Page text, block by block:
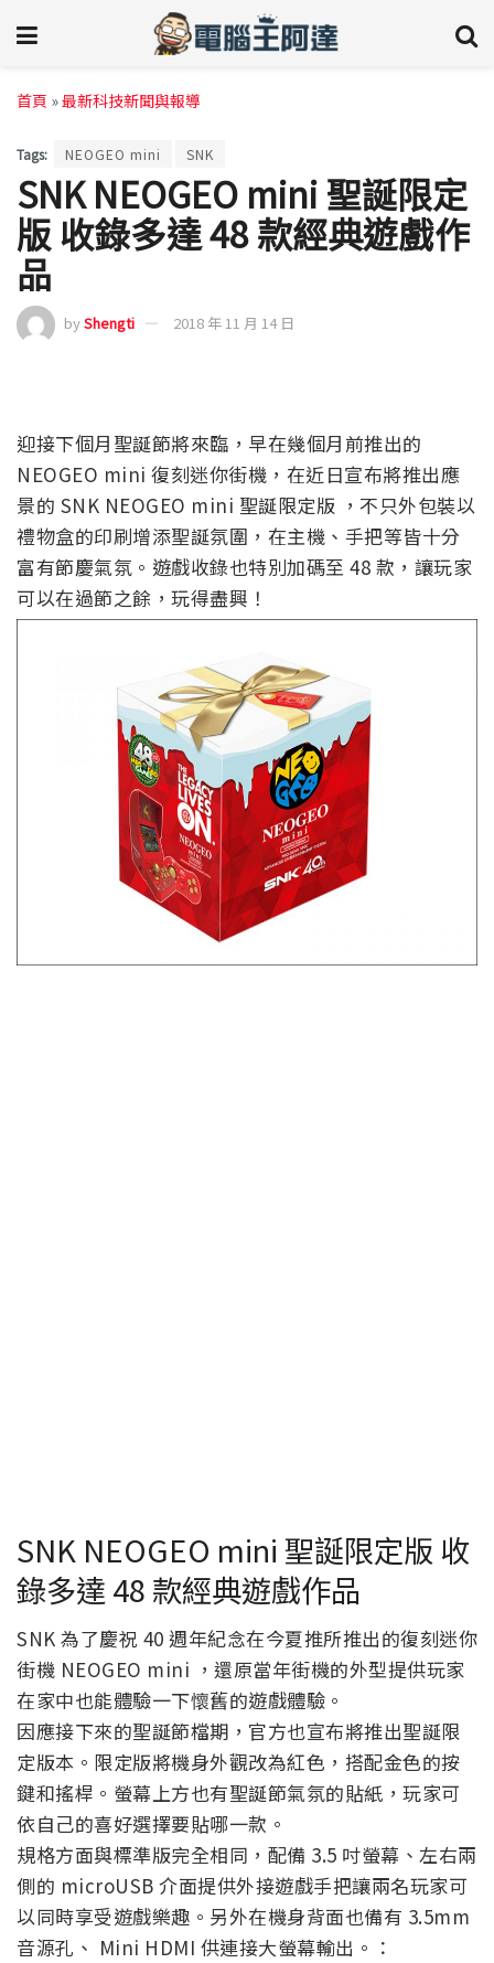
首頁 »最新科技新聞與報導
Tags: NEOGEO mini SNK
SNK NEOGEO mini 聖誕限定
版 收錄多達 48 款經典遊戲作
品
byShengti 2018 年 11 月 14 日
迎接下個月聖誕節將來臨，早在幾個月前推出的
NEOGEO mini 復刻迷你街機，在近日宣布將推出應
景的 SNK NEOGEO mini 聖誕限定版 ，不只外包裝以
禮物盒的印刷增添聖誕氛圍，在主機、手把等皆十分
富有節慶氣氛。遊戲收錄也特別加碼至 48 款，讓玩家
可以在過節之餘，玩得盡興！
SNK NEOGEO mini 聖誕限定版 收
錄多達 48 款經典遊戲作品
SNK 為了慶祝 40 週年紀念在今夏推所推出的復刻迷你
街機 NEOGEO mini ，還原當年街機的外型提供玩家
在家中也能體驗一下懷舊的遊戲體驗。
因應接下來的聖誕節檔期，官方也宣布將推出聖誕限
定版本。限定版將機身外觀改為紅色，搭配金色的按
鍵和搖桿。螢幕上方也有聖誕節氣氛的貼紙，玩家可
依自己的喜好選擇要貼哪一款。
規格方面與標準版完全相同，配備 3.5 吋螢幕、左右兩
側的 microUSB 介面提供外接遊戲手把讓兩名玩家可
以同時享受遊戲樂趣。另外在機身背面也備有 3.5mm
音源孔、 Mini HDMI 供連接大螢幕輸出。：